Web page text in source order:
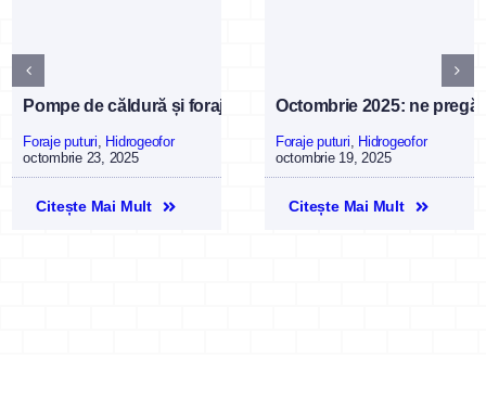
Pompe de căldură și foraje de puțuri în Ilfov în 2025
Foraje puturi, Hidrogeofor
octombrie 23, 2025
Citește Mai Mult
Octombrie 2025: ne
Foraje puturi, Hidrogeofor
octombrie 19, 2025
Citește Mai Mult